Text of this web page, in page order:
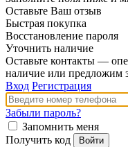
Оставьте Ваш отзыв
Быстрая покупка
Восстановление пароля
Уточнить наличие
Оставьте контакты —
наличие или предложим
Вход Регистрация
Забыли пароль?
Запомнить меня
Получить код